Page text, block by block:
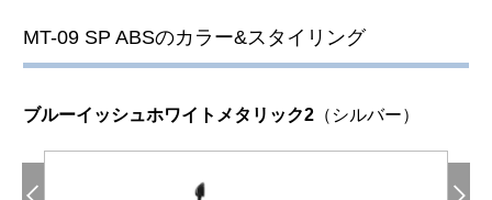
MT-09 SP ABSのカラー&スタイリング
ブルーイッシュホワイトメタリック2 （シルバー）